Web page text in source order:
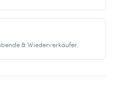
& Wiederverkäufer.